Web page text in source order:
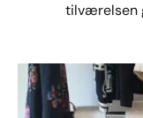
tilværelsen